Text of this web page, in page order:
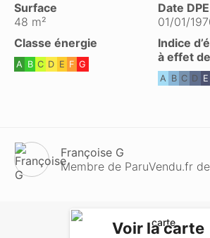
Surface
48 m²
Date DPE
01/01/
Classe énergie
A B C D E F G
Indice
à effet
A B C D E
Françoise G
Membre de ParuVendu.fr
Voir la carte